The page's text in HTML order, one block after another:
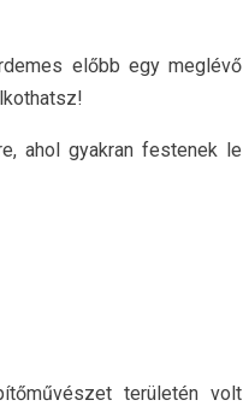
előbb egy meglévő
, ahol gyakran festenek le
területén volt